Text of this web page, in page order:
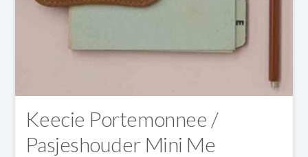
productpagina
Keecie Portemonnee /
Pasjeshouder Mini Me